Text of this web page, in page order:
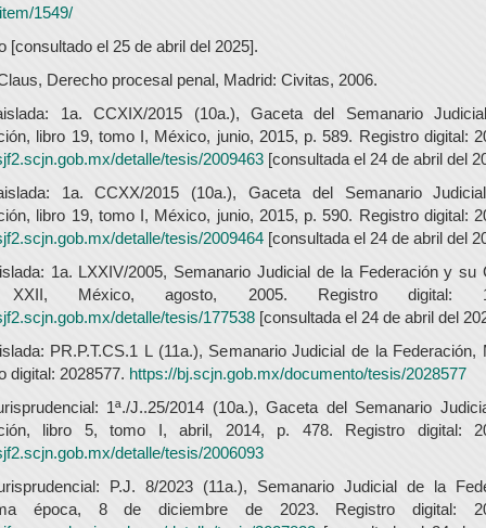
1549/
[consultado el 25 de abril del 2025].
Derecho procesal penal, Madrid: Civitas, 2006.
1a. CCXIX/2015 (10a.), Gaceta del Semanario
libro 19, tomo I, México, junio, 2015, p. 589. Registro digital:
detalle/tesis/2009463 [consultada el 24 de abril del
1a. CCXX/2015 (10a.), Gaceta del Semanario
libro 19, tomo I, México, junio, 2015, p. 590. Registro digital:
detalle/tesis/2009464 [consultada el 24 de abril del
1a. LXXIV/2005, Semanario Judicial de la Federación y su
XXII, México, agosto, 2005. Registro digital:
detalle/tesis/177538 [consultada el 24 de abril del
PR.P.T.CS.1 L (11a.), Semanario Judicial de la Federación,
digital: 2028577. https://bj.scjn.gob.mx/documento/tesis/2028577
1ª./J..25/2014 (10a.), Gaceta del Semanario
libro 5, tomo I, abril, 2014, p. 478. Registro digital:
detalle/tesis/2006093
P.J. 8/2023 (11a.), Semanario Judicial de la
época, 8 de diciembre de 2023. Registro digital: